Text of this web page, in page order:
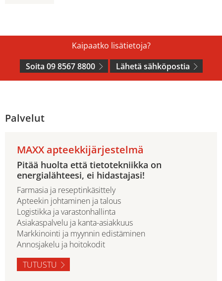
Kaipaatko lisätietoja?
Soita 09 8567 8800
Lähetä sähköpostia
Palvelut
MAXX apteekkijärjestelmä
Pitää huolta että tietotekniikka on
energialähteesi, ei hidastajasi!
Farmasia ja reseptinkäsittely
Apteekin johtaminen ja talous
Logistikka ja varastonhallinta
Asiakaspalvelu ja kanta-asiakkuus
Markkinointi ja myynnin edistäminen
Annosjakelu ja hoitokodit
TUTUSTU